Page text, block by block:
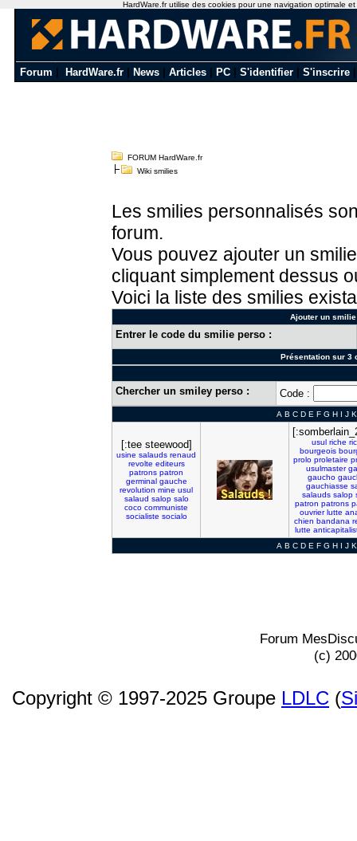
Forum HardWare.fr News Articles PC S'identifier S'inscrire
FORUM HardWare.fr
Wiki smilies
Les smilies personnalisés
forum.
Vous pouvez ajouter un
cliquant simplement dessus
Voici la liste des smilies
Ajouter un
Entrer le code du smilie perso :
Présentation sur 3
Chercher un smiley perso : Code :
A B C D E F G H I J K
[:tee steewood]
usine salauds renaud
revolte editeurs
patrons patron
germinal gauche
revolution mine usul
salaud salop salo
coco communiste
socialiste socialo
usul riche
bourgeois
prolo proletaire
usulmaster
gaucho
gauchiasse
salauds salop
patron patrons
ouvrier lutte
chien bandana
lutte
A B C D E F G H I J K
Forum
(c)
Copyright © 1997-2025 Groupe LDLC (
HardWare.fr utilise des cookies pour une navigation optimale